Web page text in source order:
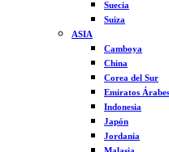
Suecia
Suiza
ASIA
Camboya
China
Corea del Sur
Emiratos
Indonesia
Japón
Jordania